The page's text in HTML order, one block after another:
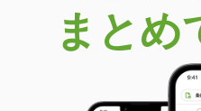
まとめ